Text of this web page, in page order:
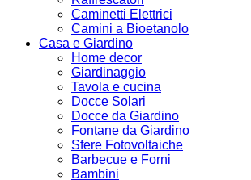
Caminetti Elettrici
Camini a Bioetanolo
Casa e Giardino
Home decor
Giardinaggio
Tavola e cucina
Docce Solari
Docce da Giardino
Fontane da Giardino
Sfere Fotovoltaiche
Barbecue e Forni
Bambini